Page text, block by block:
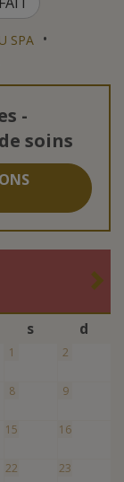
SPA •
-
soins
s d
1 2
8 9
15 16
22 23